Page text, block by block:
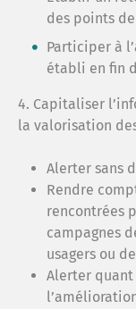
des points
Participer à
établi en fin
4. Capitaliser
la valorisation
Alerter sans
Rendre
rencontrées
campagnes
usagers ou
Alerter quant